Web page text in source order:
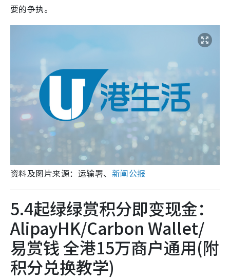
要的争执。
资料及图片来源：运输署、 新阐公报
5.4起绿绿赏积分即变现金：
AlipayHK/Carbon Wallet/
易赏钱 全港15万商户通用(附
积分兑换教学)